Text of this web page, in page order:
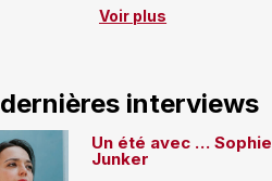
Voir plus
interviews
Un été avec … Sophie
Junker